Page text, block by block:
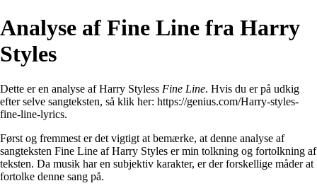
Analyse af Fine Line fra Harry
Styles
Dette er en analyse af Harry Styless Fine Line. Hvis du er på udkig
efter selve sangteksten, så klik her: https://genius.com/Harry-styles-
fine-line-lyrics.
Først og fremmest er det vigtigt at bemærke, at denne analyse af
sangteksten Fine Line af Harry Styles er min tolkning og fortolkning af
teksten. Da musik har en subjektiv karakter, er der forskellige måder at
fortolke denne sang på.